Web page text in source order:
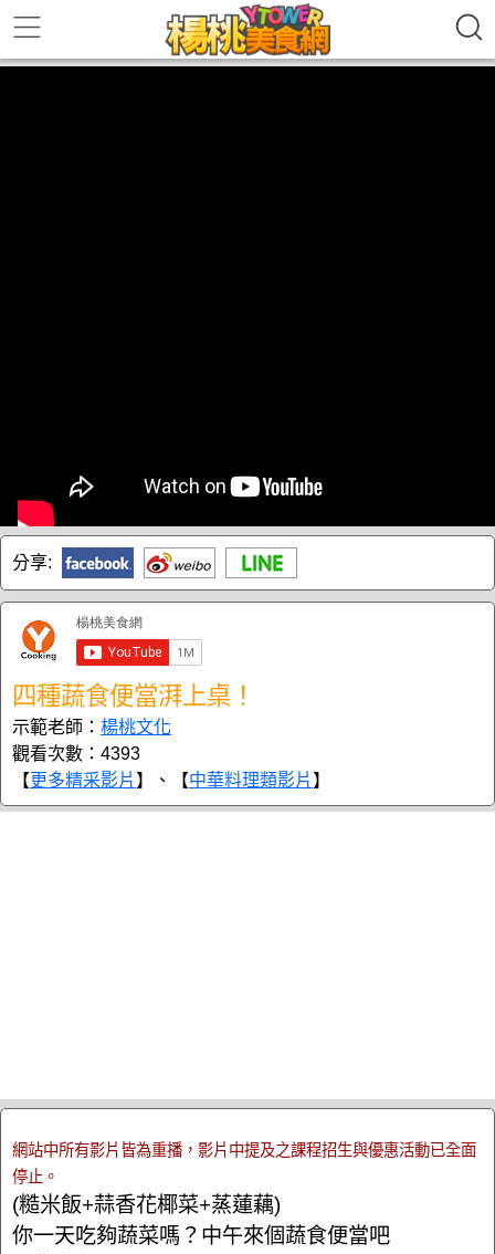
分享:
四種蔬食便當湃上桌！
示範老師： 楊桃文化
觀看次數：4393
【更多精采影片 】、【中華料理類影片 】
網站中所有影片皆為重播，影片中提及之課程招生與優惠活動已全面
停止。
(糙米飯+蒜香花椰菜+蒸蓮藕)
你一天吃夠蔬菜嗎？中午來個蔬食便當吧